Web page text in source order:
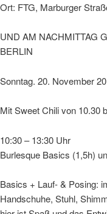
Ort: FTG, Marburger
UND AM NACHMITTAG
BERLIN
Sonntag. 20. November
Mit Sweet Chili von 10.30
10:30 – 13:30 Uhr
Burlesque Basics (1,5h)
Basics + Lauf- & Posing:
Handschuhe, Stuhl,